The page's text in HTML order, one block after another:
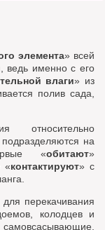
элемента» всей
ведь именно с его
влаги» из
полив сада,
относительно
на
«обитают»
«контактируют» с
перекачивания
колодцев и